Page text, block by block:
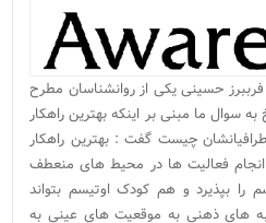
حسینی یکی از روانشناسان مطرح
سوال ما مبنی بر اینکه بهترین راهکار
چیست گفت : بهترین راهکار
انجام فعالیت ها در محیط های منعطف
بپذیرد و هم کودک اوتیسم بتواند
های ذهنی به موقعیت های عینی به